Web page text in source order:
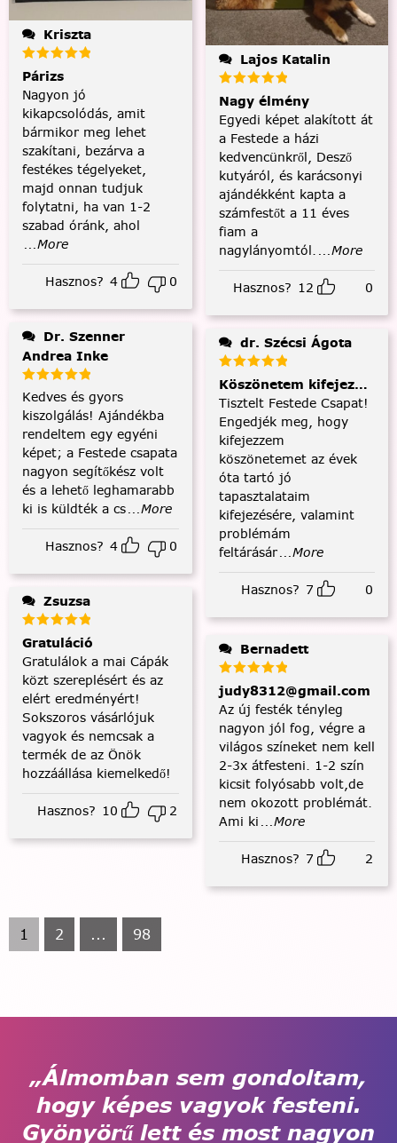
Kriszta
Párizs
Nagyon jó
kikapcsolódás, amit
bármikor meg lehet
szakítani, bezárva a
festékes tégelyeket,
majd onnan tudjuk
folytatni, ha van 1-2
szabad óránk, ahol
...More
Hasznos? 4 0
Andrea Inke
Kedves és gyors
kiszolgálás! Ajándékba
rendeltem egy egyéni
képet; a Festede csapata
nagyon segítőkész volt
és a lehető leghamarabb
ki is küldték a cs...More
Hasznos? 4 0
Zsuzsa
Gratuláció
Gratulálok a mai Cápák
közt szereplésért és az
elért eredményért!
Sokszoros vásárlójuk
vagyok és nemcsak a
termék de az Önök
hozzáállása kiemelkedő!
Hasznos? 10 2
Lajos Katalin
Nagy élmény
Egyedi képet alakított át
a Festede a házi
kedvencünkről, Desző
kutyáról, és karácsonyi
ajándékként kapta a
számfestőt a 11 éves
fiam a
nagylányomtól. ...More
Hasznos? 12 0
dr. Szécsi Ágota
Köszönetem kifejezése
Tisztelt Festede Csapat!
Engedjék meg, hogy
kifejezzem
köszönetemet az évek
óta tartó jó
tapasztalataim
kifejezésére, valamint
problémám
feltárásár...More
Hasznos? 7 0
Bernadett
judy8312@gmail.com
Az új festék tényleg
nagyon jól fog, végre a
világos színeket nem kell
2-3x átfesteni. 1-2 szín
kicsit folyósabb volt,de
nem okozott problémát.
Ami ki ...More
Hasznos? 7 2
1 2 ... 98
„Álmomban sem gondoltam,
hogy képes vagyok festeni.
Gyönyörű lett és most nagyon